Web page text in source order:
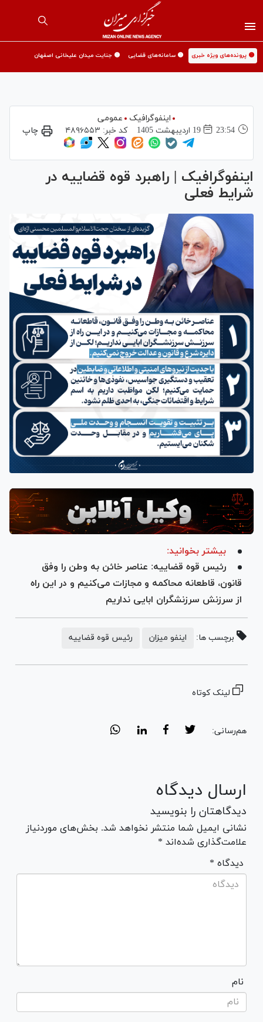
🟡 پرونده‌های ویژه خبری 🟡 سامانه‌های قضایی 🟡 جنایت میدان علیخانی اصفهان
اینفوگرافیک
عمومی
23:54
19 ارديبهشت 1405 کد خبر: ۴۸۹۶۵۵۳ چاپ
اینفوگرافیک | راهبرد قوه قضاییه در
شرایط فعلی
بیشتر بخوانید:
رئیس قوه قضاییه: عناصر خائن به وطن را وفق
قانون، قاطعانه محاکمه و مجازات می‌کنیم و در این راه
از سرزنش سرزنشگران ابایی نداریم
برچسب ها: اینفو میزان رئیس قوه قضاییه
لینک کوتاه
هم‌رسانی:
ارسال دیدگاه
دیدگاهتان را بنویسید
نشانی ایمیل شما منتشر نخواهد شد. بخش‌های موردنیاز
علامت‌گذاری شده‌اند *
* دیدگاه
نام